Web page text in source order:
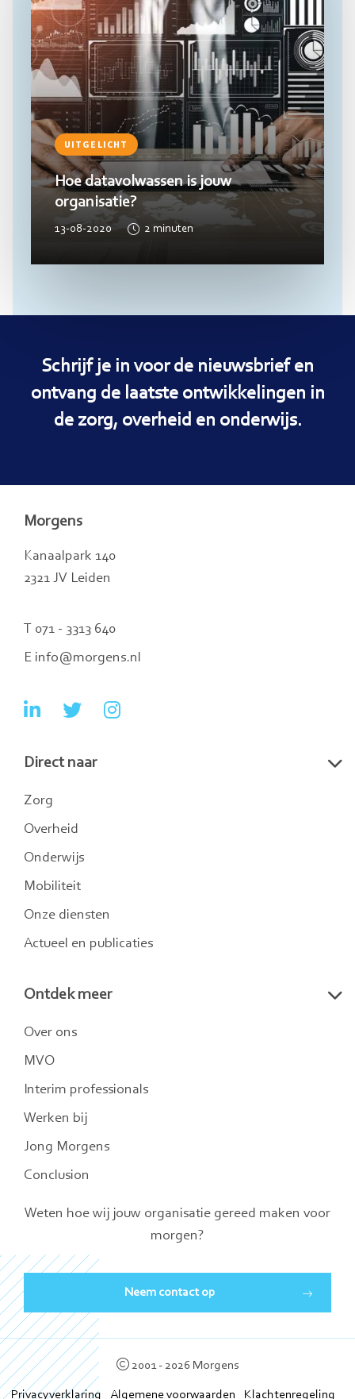
UITGELICHT
Hoe datavolwassen is jouw
organisatie?
13-08-2020 2 minuten
Schrijf je in voor de nieuwsbrief en
ontvang de laatste ontwikkelingen in
de zorg, overheid en onderwijs.
Morgens
Kanaalpark 140
2321 JV Leiden
T 071 - 3313 640
E info@morgens.nl
Ga
LinkedIn
Ga
Twitter
Ga
Direct naar
Zorg
Overheid
Onderwijs
Mobiliteit
Onze diensten
Actueel en publicaties
Ontdek meer
Over ons
MVO
Interim professionals
Werken bij
Jong Morgens
Conclusion
Weten hoe wij jouw organisatie gereed maken voor
morgen?
Neem contact op
2001 - 2026 Morgens
Privacyverklaring Algemene voorwaarden Klachtenregeling